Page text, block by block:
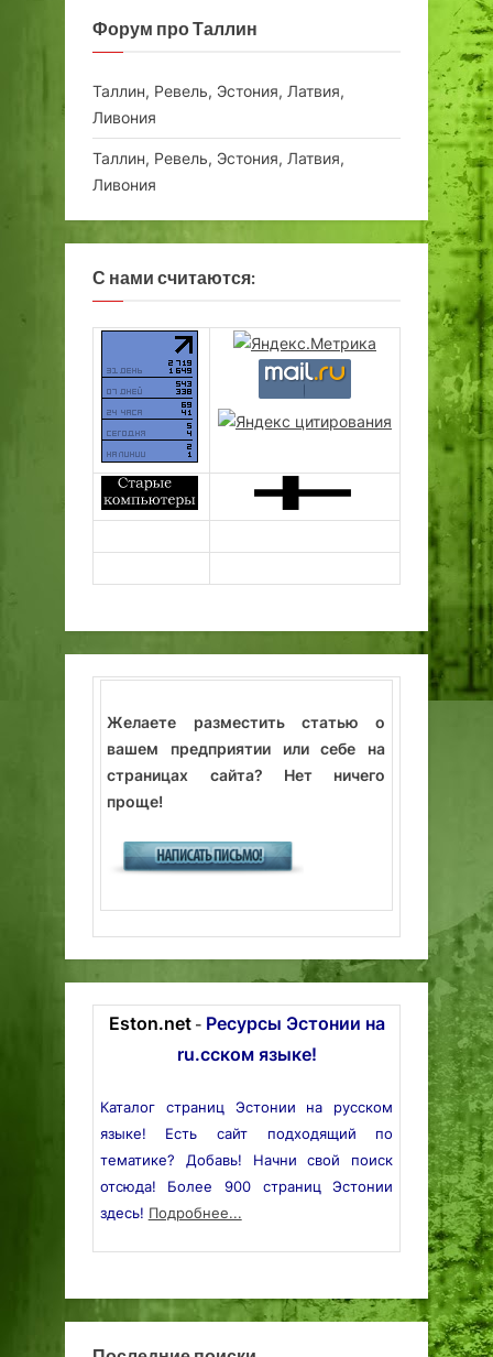
Форум про Таллин
Таллин, Ревель, Эстония, Латвия,
Ливония
Таллин, Ревель, Эстония, Латвия,
Ливония
С нами считаются:
Желаете разместить статью о
вашем предприятии или себе на
страницах сайта? Нет ничего
проще!
Eston.net- Ресурсы Эстонии на
ru.сском языке!
Каталог страниц Эстонии на русском
языке! Есть сайт подходящий по
тематике? Добавь! Начни свой поиск
отсюда! Более 900 страниц Эстонии
здесь! Подробнее...